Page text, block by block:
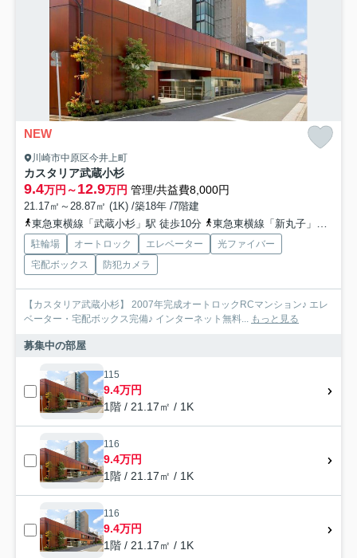
NEW
川崎市中原区今井上町
カスタリア武蔵小杉
9.4万円～12.9万円 管理/共益費8,000円
21.17㎡～28.87㎡ (1K) /築18年 /7階建
東急東横線「武蔵小杉」駅 徒歩10分
東急東横線「新丸子」駅 徒歩13分
駐輪場 オートロック エレベーター
光ファイバー
宅配ボックス
防犯カメラ
【カスタリア武蔵小杉】 2007年完成オートロックRCマンション♪ エレ
ベーター・宅配ボックス完備♪ インターネット無料... もっと見る
募集中の部屋
115
9.4万円
1階 / 21.17㎡ / 1K
116
9.4万円
1階 / 21.17㎡ / 1K
116
9.4万円
1階 / 21.17㎡ / 1K